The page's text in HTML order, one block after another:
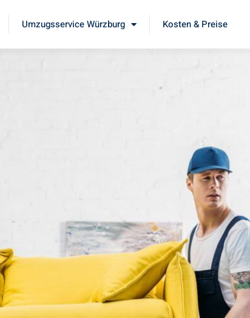
Umzugsservice Würzburg Kosten & Preise